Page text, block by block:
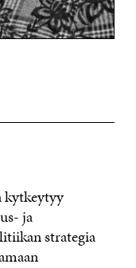
ja
strategia